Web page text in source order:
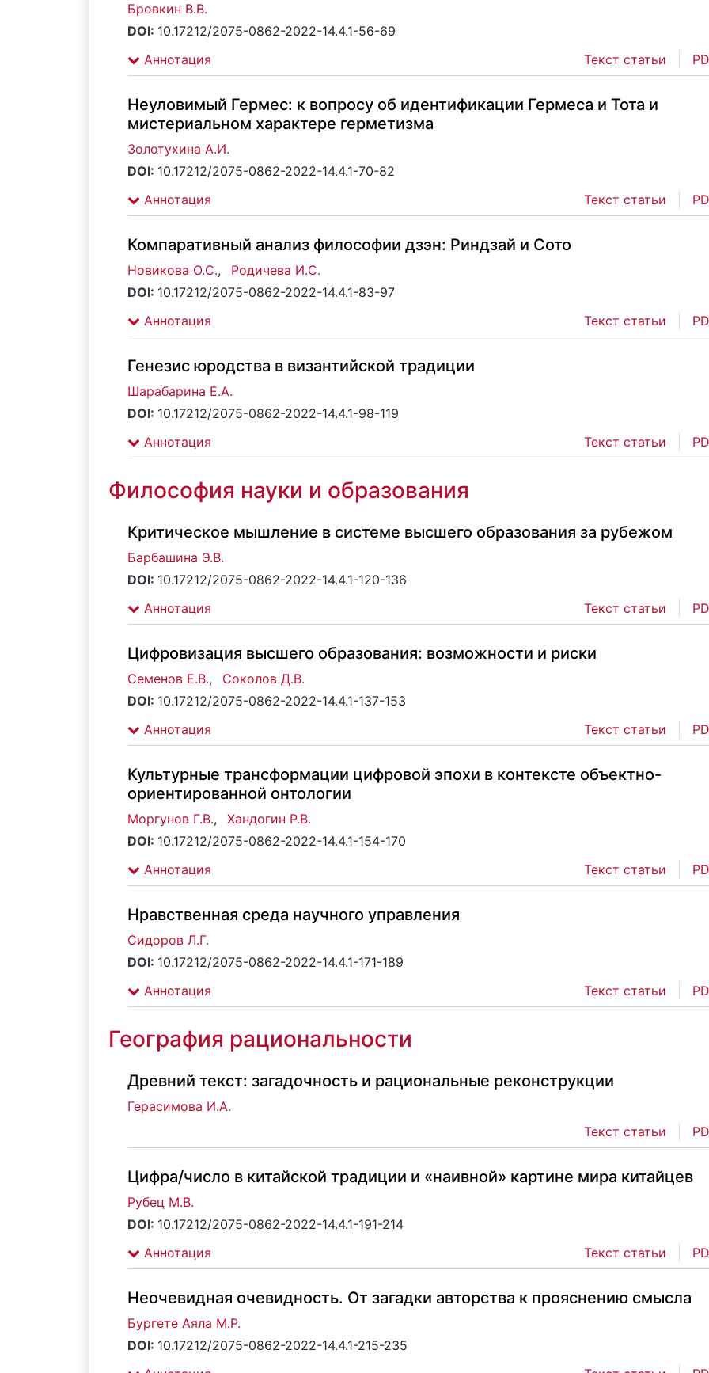
Бровкин В.В.
DOI: 10.17212/2075-0862-2022-14.4.1-56-69
Аннотация
Текст статьи
Неуловимый Гермес: к вопросу об идентификации Гермеса и Тота и
мистериальном характере герметизма
Золотухина А.И.
DOI: 10.17212/2075-0862-2022-14.4.1-70-82
Аннотация
Текст статьи
Компаративный анализ философии дзэн: Риндзай и Сото
Новикова О.С.,
Родичева И.С.
DOI: 10.17212/2075-0862-2022-14.4.1-83-97
Аннотация
Текст статьи
Генезис юродства в византийской традиции
Шарабарина Е.А.
DOI: 10.17212/2075-0862-2022-14.4.1-98-119
Аннотация
Текст статьи
Философия науки и образования
Критическое мышление в системе высшего образования за рубежом
Барбашина Э.В.
DOI: 10.17212/2075-0862-2022-14.4.1-120-136
Аннотация
Текст статьи
Цифровизация высшего образования: возможности и риски
Семенов Е.В.,
Соколов Д.В.
DOI: 10.17212/2075-0862-2022-14.4.1-137-153
Аннотация
Текст статьи
Культурные трансформации цифровой эпохи в контексте объектно-
ориентированной онтологии
Моргунов Г.В.,
Хандогин Р.В.
DOI: 10.17212/2075-0862-2022-14.4.1-154-170
Аннотация
Текст статьи
Нравственная среда научного управления
Сидоров Л.Г.
DOI: 10.17212/2075-0862-2022-14.4.1-171-189
Аннотация
Текст статьи
География рациональности
Древний текст: загадочность и рациональные реконструкции
Герасимова И.А.
Текст статьи
Цифра/число в китайской традиции и «наивной» картине мира китайцев
Рубец М.В.
DOI: 10.17212/2075-0862-2022-14.4.1-191-214
Аннотация
Текст статьи
Неочевидная очевидность. От загадки авторства к прояснению смысла
Бургете Аяла М.Р.
DOI: 10.17212/2075-0862-2022-14.4.1-215-235